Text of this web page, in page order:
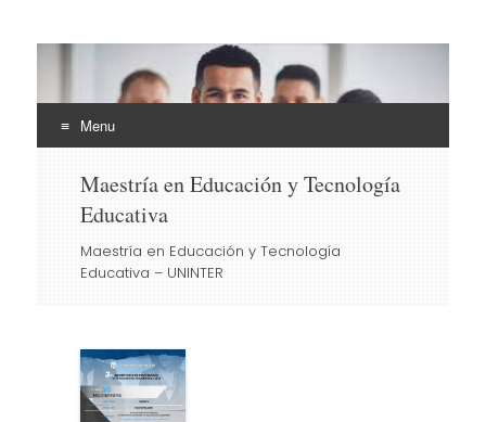
EHLI
UNINTER
Menu
content
Maestría en Educación y Tecnología
Educativa
Maestría en Educación y Tecnología
Educativa – UNINTER